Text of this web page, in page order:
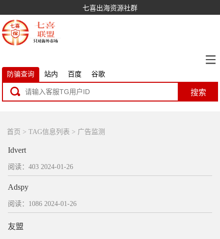
七喜出海资源社群
防骗查询 站内 百度 谷歌
搜索
首页 > TAG信息列表 > 广告监测
Idvert
阅读：403 2024-01-26
Adspy
阅读：1086 2024-01-26
友盟